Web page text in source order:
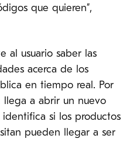
que quieren”,
al usuario saber las
acerca de los
en tiempo real. Por
a abrir un nuevo
si los productos
pueden llegar a ser